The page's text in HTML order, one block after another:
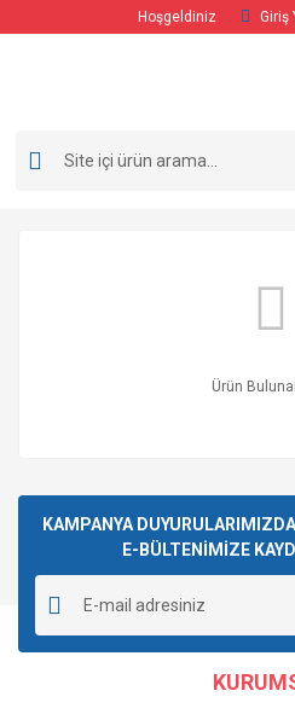
Hoşgeldiniz Giriş
Ürün
KAMPANYA
E-BÜLTENİMİZE